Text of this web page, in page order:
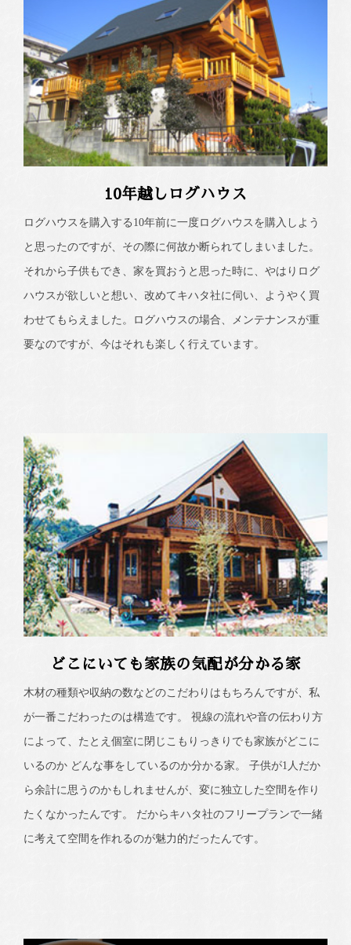
10年越しログハウス
ログハウスを購入する10年前に一度ログハウスを購入しよう
と思ったのですが、その際に何故か断られてしまいました。
それから子供もでき、家を買おうと思った時に、やはりログ
ハウスが欲しいと想い、改めてキハタ社に伺い、ようやく買
わせてもらえました。ログハウスの場合、メンテナンスが重
要なのですが、今はそれも楽しく行えています。
どこにいても家族の気配が分かる家
木材の種類や収納の数などのこだわりはもちろんですが、私
が一番こだわったのは構造です。 視線の流れや音の伝わり方
によって、たとえ個室に閉じこもりっきりでも家族がどこに
いるのか どんな事をしているのか分かる家。 子供が1人だか
ら余計に思うのかもしれませんが、変に独立した空間を作り
たくなかったんです。 だからキハタ社のフリープランで一緒
に考えて空間を作れるのが魅力的だったんです。